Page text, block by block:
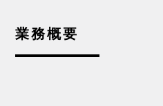
業務概要